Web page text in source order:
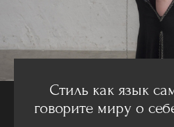
Стиль как язык
говорите миру о